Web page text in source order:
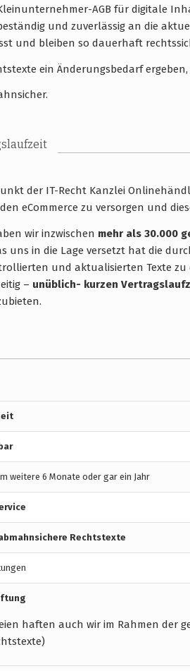
AGB für digitale
und zuverlässig an die
und bleiben so dauerhaft
ein Änderungsbedarf
der IT-Recht Kanzlei
eCommerce zu versorgen und
wir inzwischen mehr als 30.000
uns in die Lage versetzt hat die
und aktualisierten Texte zu
– unüblich- kurzen
weitere 6 Monate oder gar ein Jahr
Rechtstexte
haften auch wir im Rahmen der